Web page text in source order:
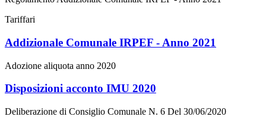
Tariffari
Addizionale Comunale IRPEF - Anno 2021
Adozione aliquota anno 2020
Disposizioni acconto IMU 2020
Deliberazione di Consiglio Comunale N. 6 Del 30/06/2020